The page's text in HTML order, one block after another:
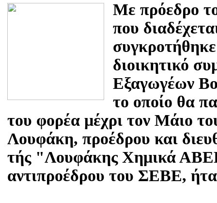
Με πρόεδρο
που
διοικητικό
Εξαγωγέων
το οποίο θα
του φορέα μέχρι τον Μάιο
Λουφάκη, προέδρου και
τής "Λουφάκης Χημικά
αντιπροέδρου του ΣΕΒΕ,